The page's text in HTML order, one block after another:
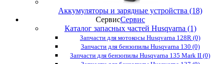
Аккумуляторы и зарядные устройства (18)
СервисСервис
Каталог запасных частей Husqvarna (1)
Запчасти для мотокосы Husqvarna 128R (0)
Запчасти для бензопилы Husqvarna 130 (0)
Запчасти для бензопилы Husqvarna 135 Mark II (0)